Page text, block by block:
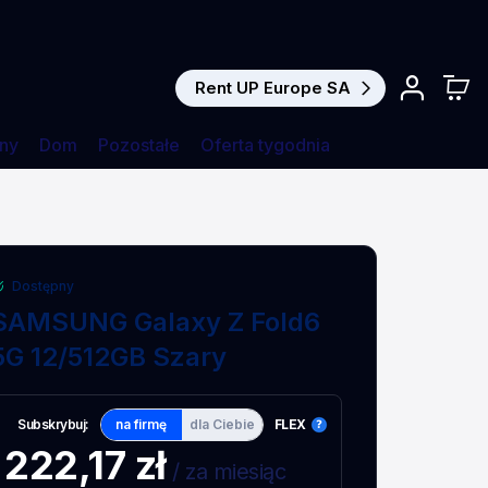
Rent UP Europe SA
Dom Pozostałe Oferta tygodnia
SAMSUNG Galaxy Z Fold6 5G 12/512GB Szary
Dostępny
Galaxy Z Fold6
12/512GB Szary
Subskrybuj: na firmę dla Ciebie FLEX
222,17 zł/ za miesiąc